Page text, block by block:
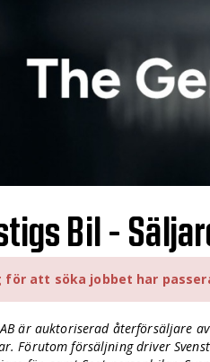
Bil -
för att söka jobbet har
är auktoriserad återförsäljare
Förutom försäljning driver